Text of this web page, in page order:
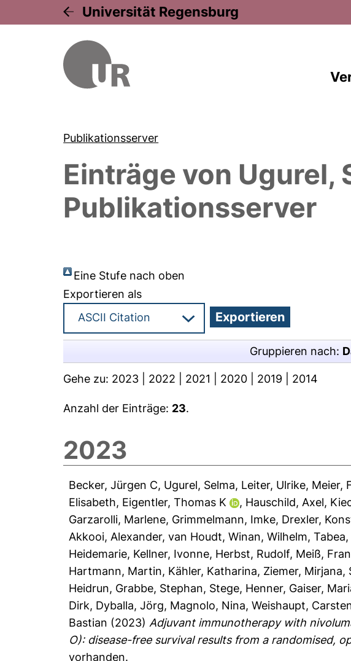
Universität Regensburg
Publikationsserver
Einträge von Ugurel,
Publikationsserver
Eine Stufe nach oben
Exportieren als
Gruppieren nach:
Gehe zu: 2023 2022 2021 2020 2019 2014
Anzahl der Einträge: 23.
2023
Becker, Jürgen C, Ugurel, Selma, Leiter, Ulrike, Meier,
Elisabeth, Eigentler, Thomas K , Hauschild, Axel,
Garzarolli, Marlene, Grimmelmann, Imke, Drexler,
Akkooi, Alexander,van Houdt, Winan,Wilhelm, Tabea,
Heidemarie, Kellner, Ivonne, Herbst, Rudolf, Meiß,
Hartmann, Martin, Kähler, Katharina, Ziemer, Mirjana,
Heidrun, Grabbe, Stephan, Stege, Henner, Gaiser,
Dirk, Dyballa, Jörg, Magnolo, Nina,Weishaupt,
Bastian (2023) Adjuvant immunotherapy with
O): disease-free survival results from a randomised,
vorhanden.